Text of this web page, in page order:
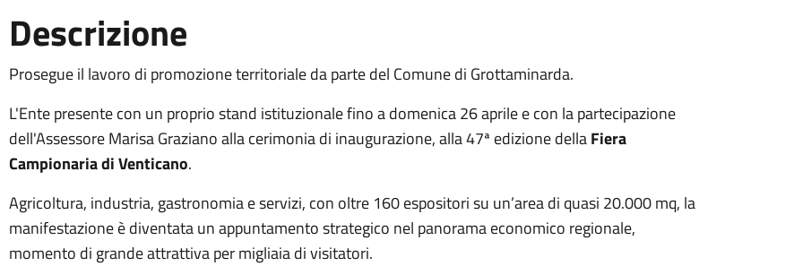
Descrizione
Prosegue il lavoro di promozione territoriale da parte del Comune di Grottaminarda.
L'Ente presente con un proprio stand istituzionalefino a domenica 26 aprilee con la partecipazione
dell'Assessore Marisa Graziano alla cerimonia di inaugurazione, alla 47ª edizione dellaFiera
Campionaria di Venticano.
Agricoltura, industria, gastronomia e servizi, con oltre 160 espositori su un’area di quasi 20.000 mq, la
manifestazione è diventata un appuntamento strategico nel panorama economico regionale,
momento di grande attrattiva per migliaia di visitatori.